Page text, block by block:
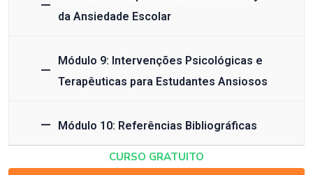
da Ansiedade Escolar
Módulo 9: Intervenções Psicológicas e
Terapêuticas para Estudantes Ansiosos
Módulo 10: Referências Bibliográficas
CURSO GRATUITO